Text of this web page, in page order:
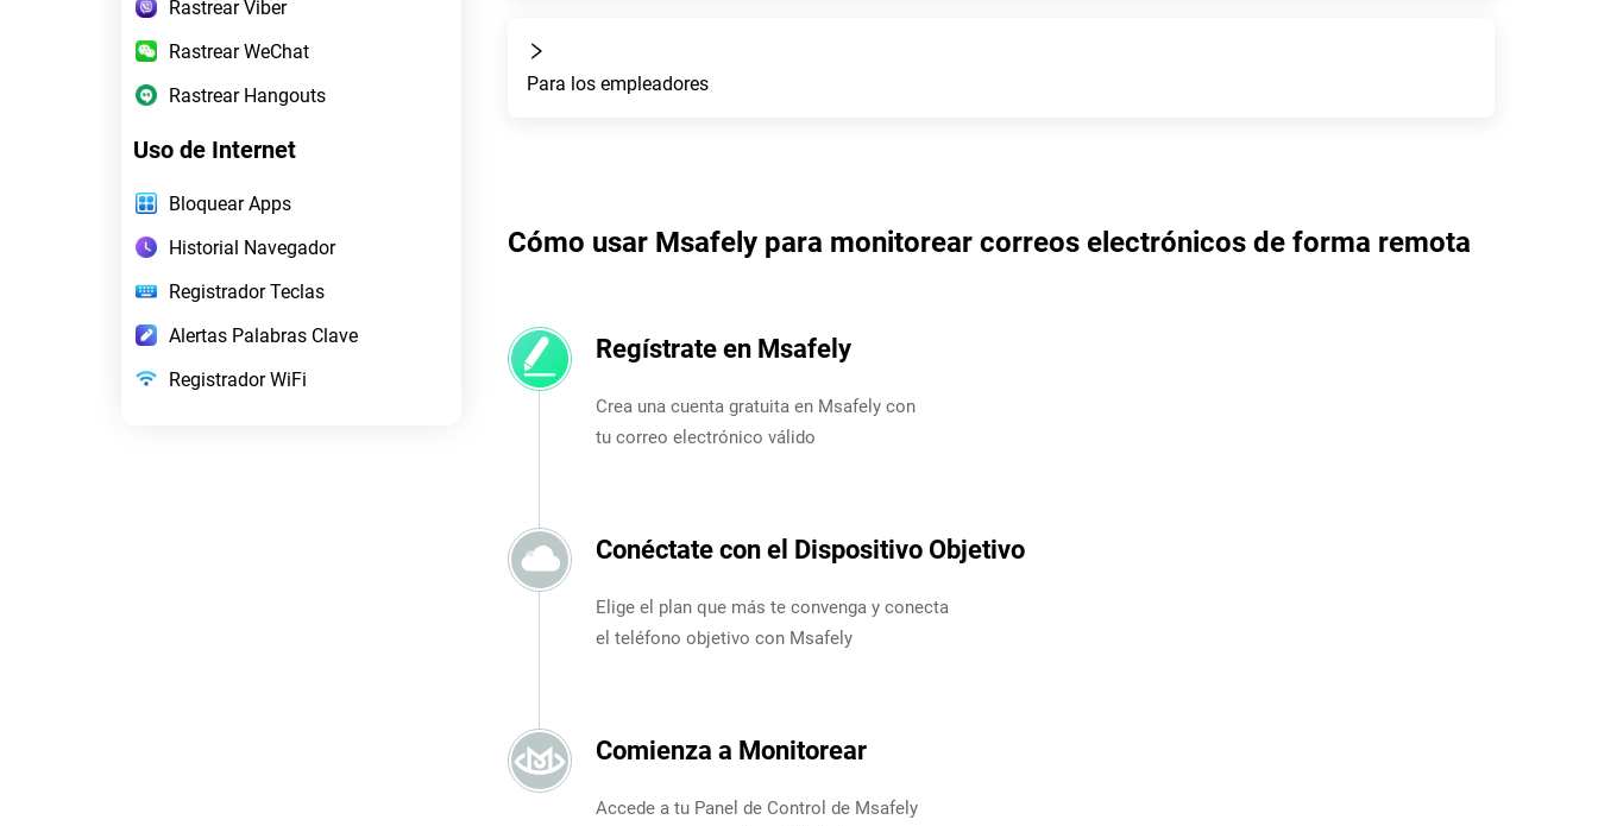
Rastrear Viber
Rastrear WeChat
Rastrear Hangouts
Uso de Internet
Bloquear Apps
Historial Navegador
Registrador Teclas
Alertas Palabras Clave
Registrador WiFi
Para los empleadores
Cómo usar Msafely para monitorear correos electrónicos de forma remota
Regístrate en Msafely
Crea una cuenta gratuita en Msafely con
tu correo electrónico válido
Conéctate con el Dispositivo Objetivo
Elige el plan que más te convenga y conecta
el teléfono objetivo con Msafely
Comienza a Monitorear
Accede a tu Panel de Control de Msafely